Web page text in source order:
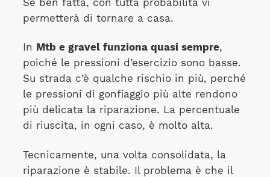
Se ben fatta, con tutta probabilità vi
permetterà di tornare a casa.
In Mtb e gravel funziona quasi sempre,
poiché le pressioni d’esercizio sono basse.
Su strada c’è qualche rischio in più, perché
le pressioni di gonfiaggio più alte rendono
più delicata la riparazione. La percentuale
di riuscita, in ogni caso, è molto alta.
Tecnicamente, una volta consolidata, la
riparazione è stabile. Il problema è che il